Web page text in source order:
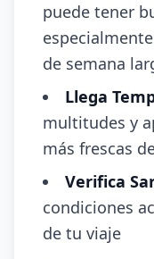
puede tener
de semana
Llega
multitudes y
más frescas
Verifica
condiciones
de tu viaje